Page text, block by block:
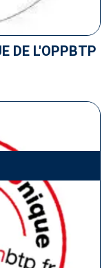
DE L'OPPBTP